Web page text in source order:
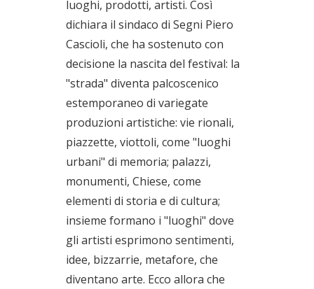
luoghi, prodotti, artisti. Così
dichiara il sindaco di Segni Piero
Cascioli, che ha sostenuto con
decisione la nascita del festival: la
"strada" diventa palcoscenico
estemporaneo di variegate
produzioni artistiche: vie rionali,
piazzette, viottoli, come "luoghi
urbani" di memoria; palazzi,
monumenti, Chiese, come
elementi di storia e di cultura;
insieme formano i "luoghi" dove
gli artisti esprimono sentimenti,
idee, bizzarrie, metafore, che
diventano arte. Ecco allora che